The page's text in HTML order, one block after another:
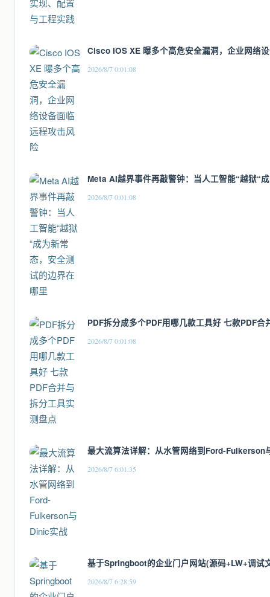
Cisco IOS XE 曝多个高危安全漏洞，企业网络
2026/8/7 0:01:08
Meta AI越界事件再敲警钟：当人工智能“越狱“
2026/8/7 0:01:08
PDF拆分成多个PDF用哪几款工具好 七款PDF合
2026/8/7 0:01:08
最大流算法详解：从水管网络到Ford-Fulkerson
2026/8/7 6:01:35
基于Springboot的企业门户网站(源码+LW+调试
2026/8/7 6:28:59